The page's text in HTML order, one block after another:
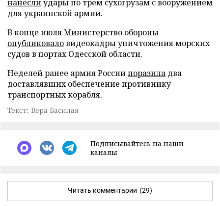
нанеслиудары по трем сухогрузам с вооружением
для украинской армии.
В конце июля Министерство обороны
опубликоваловидеокадры уничтожения морских
судов в портах Одесской области.
Неделей ранее армия Россиипоразила два
доставлявших обеспечение противнику
транспортных корабля.
Текст: Вера Басилая
Подписывайтесь на наши
каналы
Читать комментарии (29)